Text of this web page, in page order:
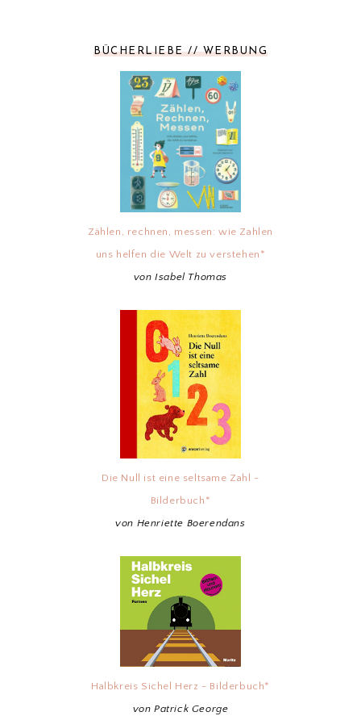
BÜCHERLIEBE // WERBUNG
Zählen, rechnen, messen: wie Zahlen
uns helfen die Welt zu verstehen*
von Isabel Thomas
Die Null ist eine seltsame Zahl -
Bilderbuch*
von Henriette Boerendans
Halbkreis Sichel Herz - Bilderbuch*
von Patrick George